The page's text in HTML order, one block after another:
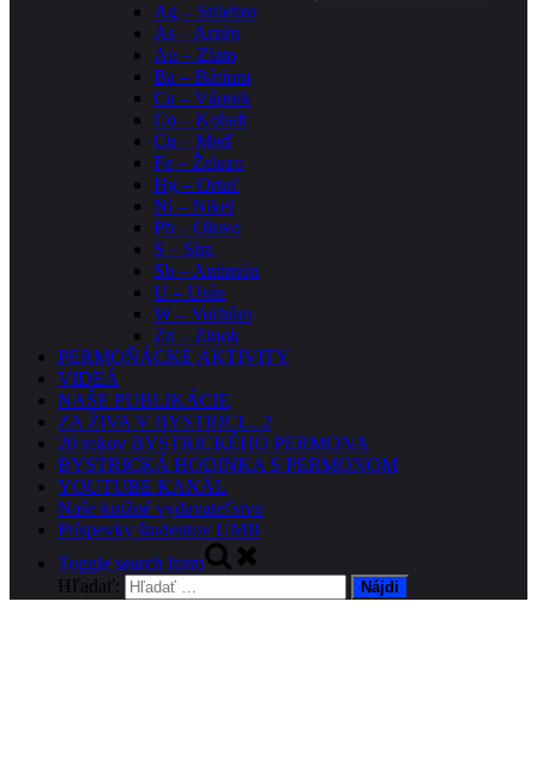
Ag – Striebro
As – Arzén
Au – Zlato
Ba – Bárium
Ca – Vápnik
Co – Kobalt
Cu – Meď
Fe – Železo
Hg – Ortuť
Ni – Nikel
Pb – Olovo
S – Síra
Sb – Antimón
U – Urán
W – Volfrám
Zn – Zinok
PERMOŇÁCKE AKTIVITY
VIDEÁ
NAŠE PUBLIKÁCIE
ZA ŽIVA V BYSTRICI…2
20 rokov BYSTRICKÉHO PERMONA
BYSTRICKÁ HODINKA S PERMONOM
YOUTUBE KANÁL
Naše knižné vydavateľstvo
Príspevky študentov UMB
Toggle search form
Hľadať: